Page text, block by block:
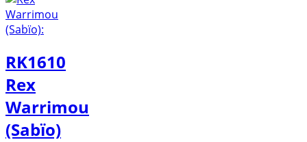
RK1610
Rex
Warrimou
(Sabïo)